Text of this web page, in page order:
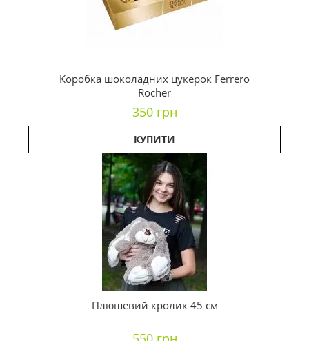
Коробка шоколадних цукерок Ferrero
Rocher
350 грн
КУПИТИ
Плюшевий кролик 45 см